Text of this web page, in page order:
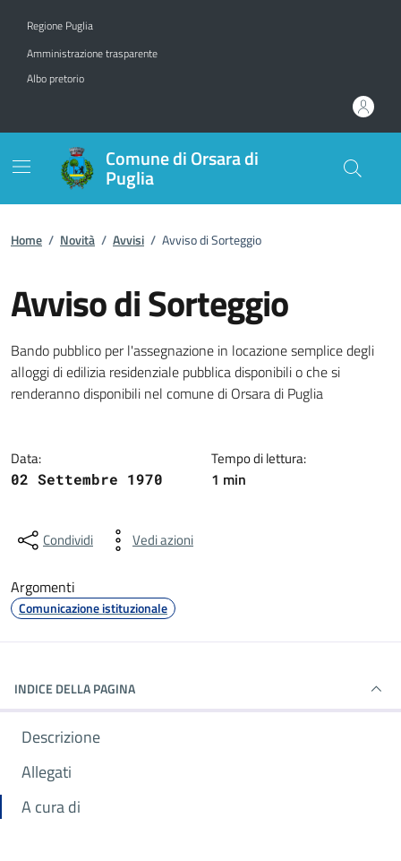
Regione Puglia
Amministrazione trasparente
Albo pretorio
Comune di Orsara di
Puglia
Home / Novità / Avvisi / Avviso di Sorteggio
Avviso di Sorteggio
Dettagli della notizia
Bando pubblico per l'assegnazione in locazione semplice degli
alloggi di edilizia residenziale pubblica disponibili o che si
renderanno disponibili nel comune di Orsara di Puglia
Data:
02 Settembre 1970
Tempo di lettura:
1 min
Condividi Vedi azioni
Argomenti
Comunicazione istituzionale
INDICE DELLA PAGINA
Descrizione
Allegati
A cura di